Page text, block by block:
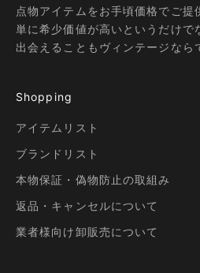
点物アイテムをお手頃価格でご提
単に希少価値が高いというだけで
出会えることもヴィンテージなら
Shopping
アイテムリスト
ブランドリスト
本物保証・偽物防止の取組み
返品・キャンセルについて
業者様向け卸販売について